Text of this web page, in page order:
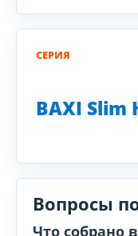
СЕРИЯ
BAXI Slim
Вопросы
Что собрано